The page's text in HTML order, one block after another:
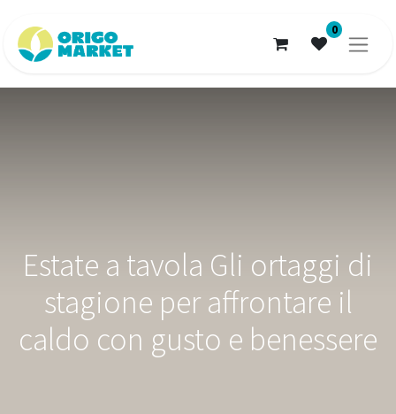
0
Estate a tavola Gli ortaggi di
stagione per affrontare il
caldo con gusto e benessere